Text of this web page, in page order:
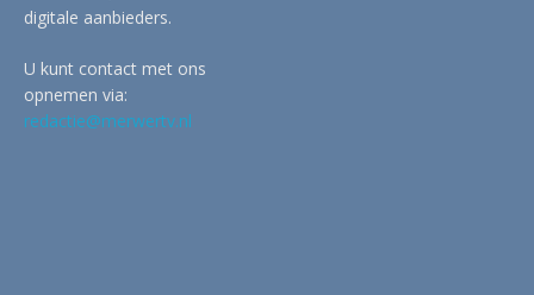
digitale aanbieders.
U kunt contact met ons
opnemen via:
redactie@merwertv.nl